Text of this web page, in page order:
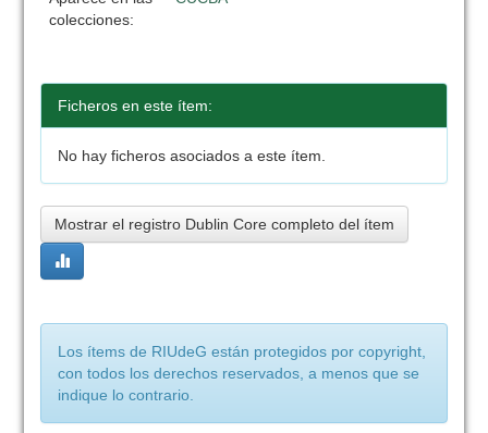
colecciones:
Ficheros en este ítem:
No hay ficheros asociados a este ítem.
Mostrar el registro Dublin Core completo del ítem
Los ítems de RIUdeG están protegidos por copyright,
con todos los derechos reservados, a menos que se
indique lo contrario.